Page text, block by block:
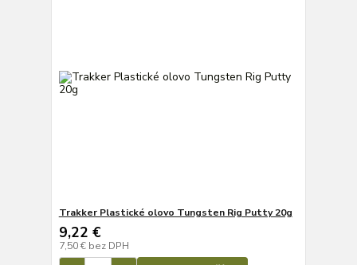
Trakker Plastické olovo Tungsten Rig Putty 20g
9,22 €
7,50 € bez DPH